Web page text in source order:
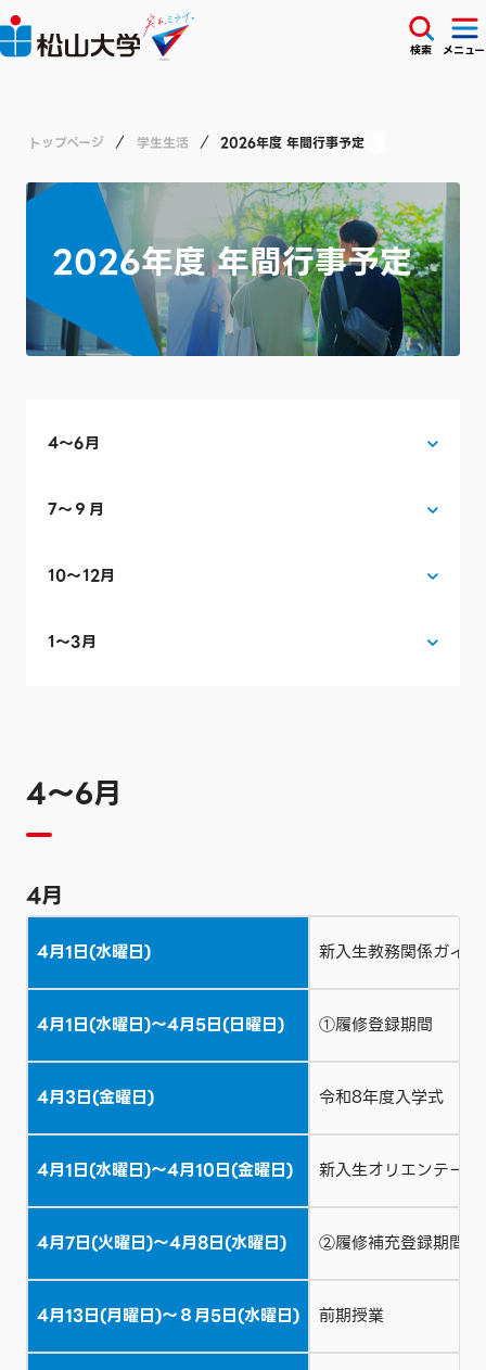
検索 メニュー
トップページ 学生生活 2026年度 年間行事予定
2026年度 年間行事予定
4〜6月
7〜９月
10〜12月
1〜3月
4〜6月
4月
4月1日(水曜日) 新入生教務関係ガイダ
4月1日(水曜日)～4月5日(日曜日) ①履修登録期間
4月3日(金曜日) 令和8年度入学式
4月1日(水曜日)～4月10日(金曜日) 新入生オリエンテー
4月7日(火曜日)～4月8日(水曜日) ②履修補充登録期間
4月13日(月曜日)～８月5日(水曜日) 前期授業